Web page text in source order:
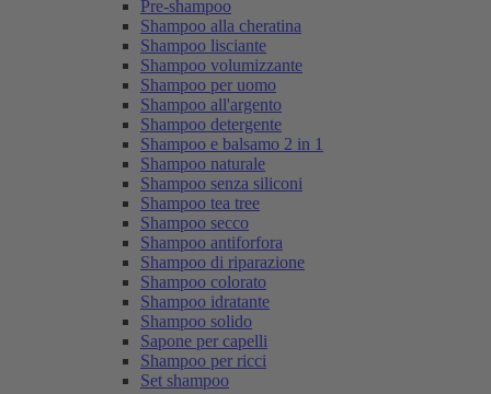
Pre-shampoo
Shampoo alla cheratina
Shampoo lisciante
Shampoo volumizzante
Shampoo per uomo
Shampoo all'argento
Shampoo detergente
Shampoo e balsamo 2 in 1
Shampoo naturale
Shampoo senza siliconi
Shampoo tea tree
Shampoo secco
Shampoo antiforfora
Shampoo di riparazione
Shampoo colorato
Shampoo idratante
Shampoo solido
Sapone per capelli
Shampoo per ricci
Set shampoo